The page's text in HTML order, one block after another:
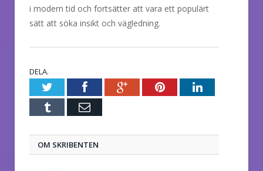
i modern tid och fortsätter att vara ett populärt
sätt att söka insikt och vägledning.
DELA.
TwitterFacebookGoogle+PinterestLinkedIn
Tumblr E-
OM SKRIBENTEN